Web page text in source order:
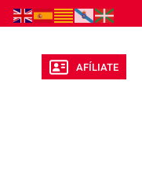
AFÍLIATE